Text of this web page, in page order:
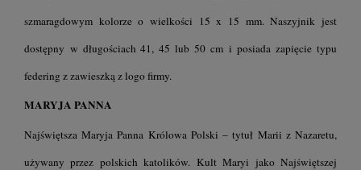
szmaragdowym kolorze o wielkości 15 x 15 mm. Naszyjnik jest
dostępny w długościach 41, 45 lub 50 cm i posiada zapięcie typu
federing z zawieszką z logo firmy.
MARYJA PANNA
Najświętsza Maryja Panna Królowa Polski – tytuł Marii z Nazaretu,
używany przez polskich katolików. Kult Maryi jako Najświętszej